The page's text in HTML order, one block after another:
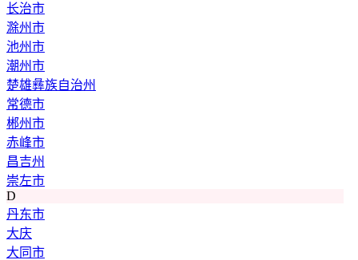
长治市
滁州市
池州市
潮州市
楚雄彝族自治州
常德市
郴州市
赤峰市
昌吉州
崇左市
D
丹东市
大庆
大同市